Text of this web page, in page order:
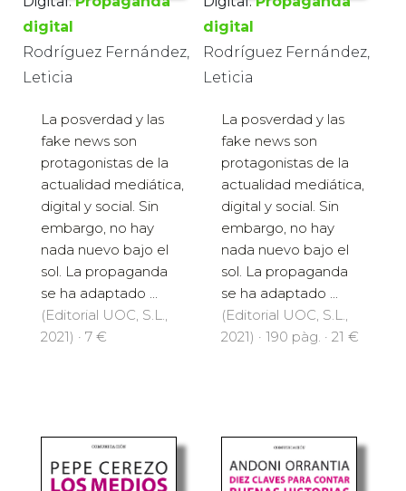
digital
Rodríguez Fernández,
Leticia
La posverdad y las
fake news son
protagonistas de la
actualidad mediática,
digital y social. Sin
embargo, no hay
nada nuevo bajo el
sol. La propaganda
se ha adaptado ...
(Editorial UOC, S.L.,
2021) · 7 €
digital
Rodríguez Fernández,
Leticia
La posverdad y las
fake news son
protagonistas de la
actualidad mediática,
digital y social. Sin
embargo, no hay
nada nuevo bajo el
sol. La propaganda
se ha adaptado ...
(Editorial UOC, S.L.,
2021) · 190 pàg. · 21 €